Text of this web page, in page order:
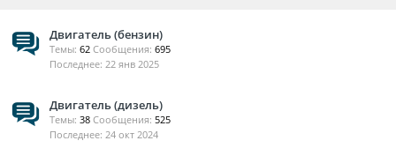
Двигатель (бензин)
Темы: 62 Сообщения: 695
22 янв 2025
Двигатель (дизель)
Темы: 38 Сообщения: 525
24 окт 2024